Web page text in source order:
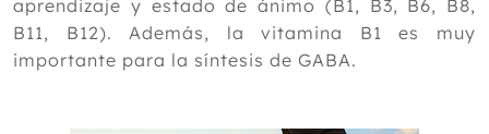
aprendizaje y estado de ánimo (B1, B3, B6, B8,
B11, B12). Además, la vitamina B1 es muy
importante para la síntesis de GABA.